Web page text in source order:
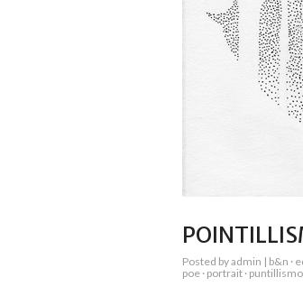
Posted byadmin | b&n ·
poe · portrait · puntillismo